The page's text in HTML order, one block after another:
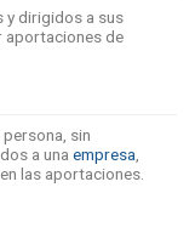
y dirigidos a sus
aportaciones de
sin
a una empresa,
las aportaciones.